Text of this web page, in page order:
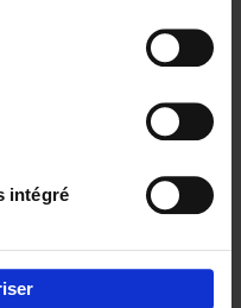
intégré
like a PRO -
revised edition (EN)